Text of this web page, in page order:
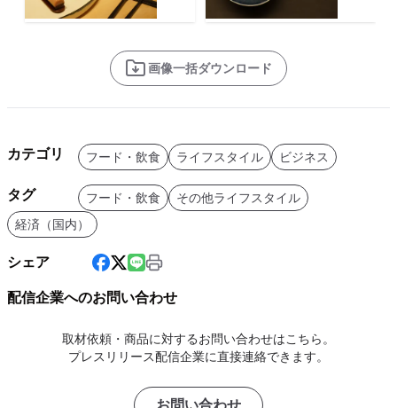
画像一括ダウンロード
カテゴリ フード・飲食 ライフスタイル ビジネス
タグ フード・飲食
その他ライフスタイル
経済（国内）
シェア
配信企業へのお問い合わせ
取材依頼・商品に対するお問い合わせはこちら。
プレスリリース配信企業に直接連絡できます。
お問い合わせ